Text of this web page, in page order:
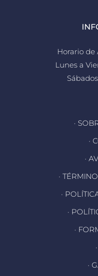
Horario
Lunes a
·
·
·
·
·
·
·
·